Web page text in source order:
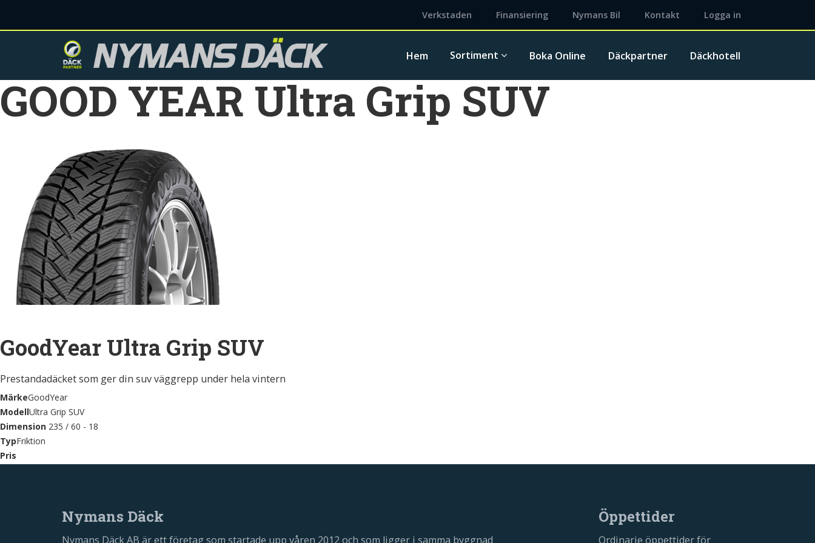
Verkstaden Finansiering Nymans Bil Kontakt Logga in
Hem Sortiment Boka Online Däckpartner Däckhotell
GOOD YEAR Ultra Grip SUV
GoodYear Ultra Grip SUV
Prestandadäcket som ger din suv väggrepp under hela vintern
MärkeGoodYear
ModellUltra Grip SUV
Dimension 235 / 60 - 18
TypFriktion
Pris
Nymans Däck
Nymans Däck AB är ett företag som startade upp våren 2012 och som ligger i samma byggnad
Öppettider
Ordinarie öppettider för